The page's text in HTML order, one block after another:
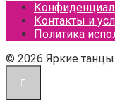
Контакты и
Политика
© 2026 Яркие танцы